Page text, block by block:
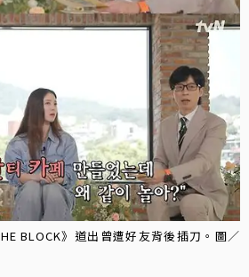
BLOCK》道出曾遭好友背後插刀。圖／